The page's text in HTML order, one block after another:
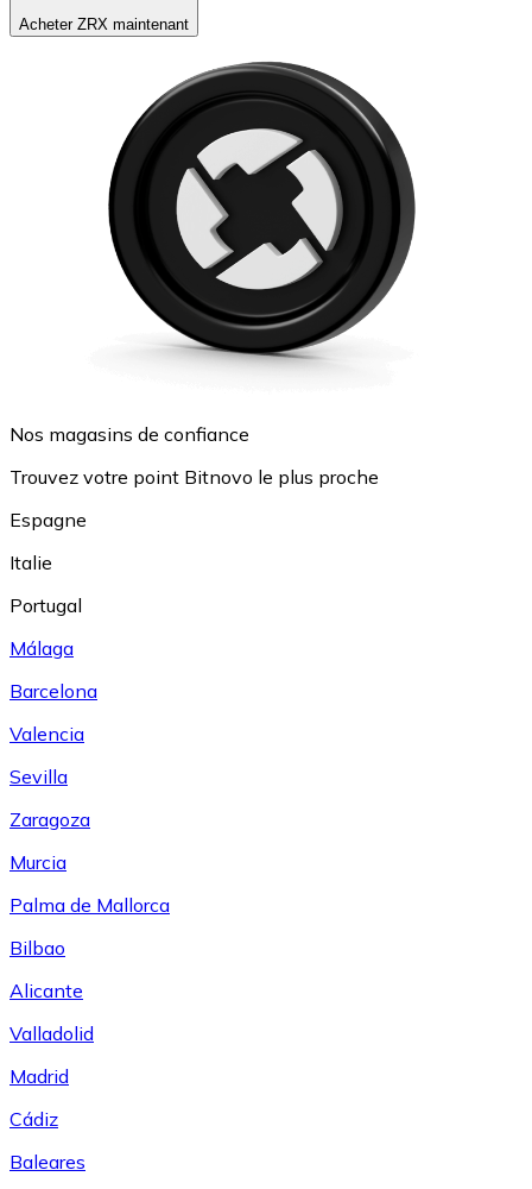
Acheter ZRX maintenant
Nos magasins de confiance
Trouvez votre point Bitnovo le plus proche
Espagne
Italie
Portugal
Málaga
Barcelona
Valencia
Sevilla
Zaragoza
Murcia
Palma de Mallorca
Bilbao
Alicante
Valladolid
Madrid
Cádiz
Baleares